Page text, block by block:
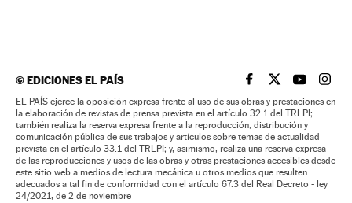
©EDICIONES EL PAÍS EL PAÍS BRASIL EN
EL PAÍSEL PAÍS
EL
EL PAÍS ejerce la oposición expresa frente al uso de sus obras y prestaciones en
la elaboración de revistas de prensa prevista en el artículo 32.1 del TRLPI;
también realiza la reserva expresa frente a la reproducción, distribución y
comunicación pública de sus trabajos y artículos sobre temas de actualidad
prevista en el artículo 33.1 del TRLPI; y, asimismo, realiza una reserva expresa
de las reproducciones y usos de las obras y otras prestaciones accesibles desde
este sitio web a medios de lectura mecánica u otros medios que resulten
adecuados a tal fin de conformidad con el artículo 67.3 del Real Decreto - ley
24/2021, de 2 de noviembre